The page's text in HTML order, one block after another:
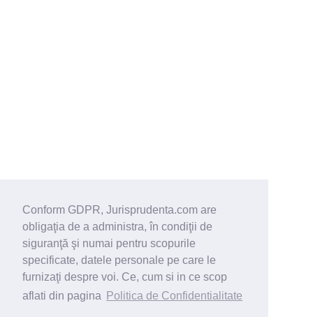
Conform GDPR, Jurisprudenta.com are
obligaţia de a administra, în condiţii de
siguranţă şi numai pentru scopurile
specificate, datele personale pe care le
furnizaţi despre voi. Ce, cum si in ce scop
aflati din pagina
Politica de Confidentialitate